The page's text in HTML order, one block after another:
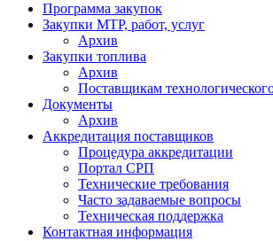
Программа закупок
Закупки МТР, работ, услуг
Архив
Закупки топлива
Архив
Поставщикам
Документы
Архив
Аккредитация поставщиков
Процедура аккредитации
Портал СРП
Технические требования
Часто задаваемые вопросы
Техническая поддержка
Контактная информация